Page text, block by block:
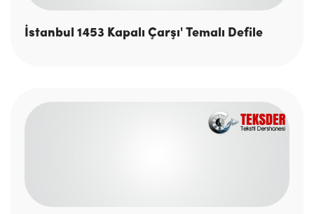
İstanbul 1453 Kapalı Çarşı' Temalı Defile